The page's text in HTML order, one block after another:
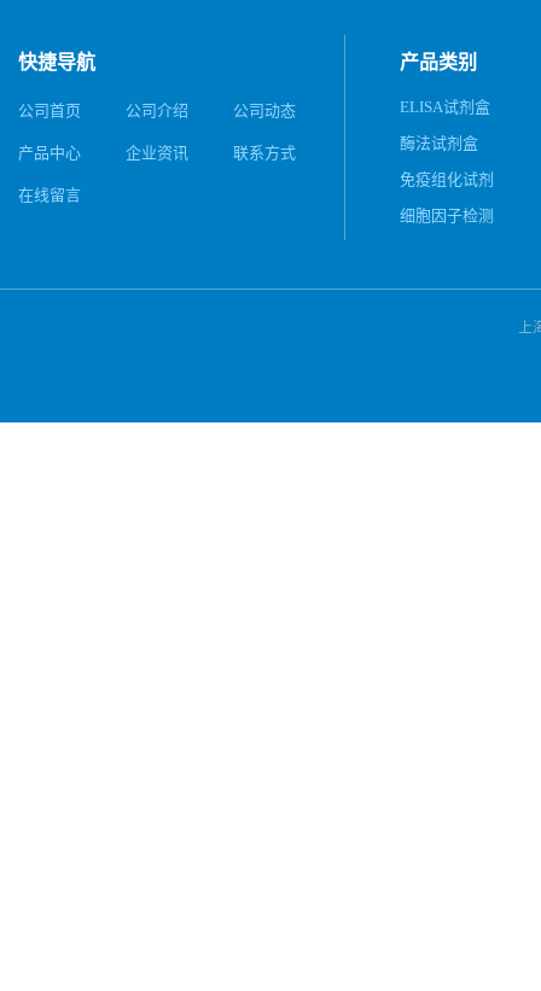
快捷导航
公司首页 公司介绍 公司动态
产品中心 企业资讯 联系方式
在线留言
产品类别
ELISA试剂盒
酶法试剂盒
免疫组化试剂
细胞因子检测
上